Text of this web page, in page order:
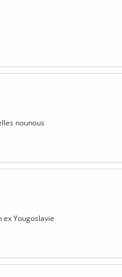
nounous
Yougoslavie